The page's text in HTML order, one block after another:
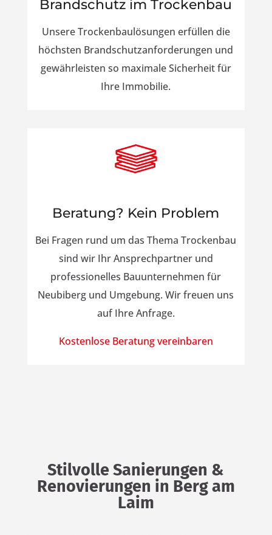
Brandschutz im Trockenbau
Unsere Trockenbaulösungen erfüllen die
höchsten Brandschutzanforderungen und
gewährleisten so maximale Sicherheit für
Ihre Immobilie.
Beratung? Kein Problem
Bei Fragen rund um das Thema Trockenbau
sind wir Ihr Ansprechpartner und
professionelles Bauunternehmen für
Neubiberg und Umgebung. Wir freuen uns
auf Ihre Anfrage.
Kostenlose Beratung vereinbaren
Stilvolle Sanierungen &
Renovierungen in Berg am
Laim